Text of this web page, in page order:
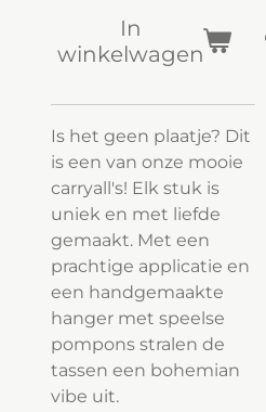
In
winkelwagen
Is het geen plaatje? Dit
is een van onze mooie
carryall's! Elk stuk is
uniek en met liefde
gemaakt. Met een
prachtige applicatie en
een handgemaakte
hanger met speelse
pompons stralen de
tassen een bohemian
vibe uit.